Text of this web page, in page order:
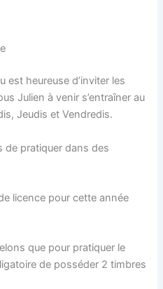
est heureuse d’inviter les
Julien à venir s’entraîner au
Jeudis et Vendredis.
de pratiquer dans des
licence pour cette année
que pour pratiquer le
de posséder 2 timbres